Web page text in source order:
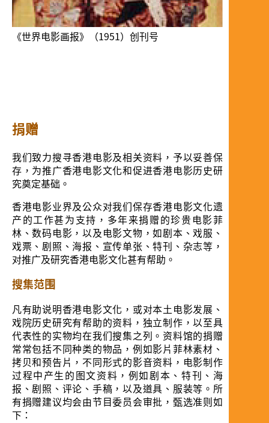
《世界电影画报》（1951）创刊号
捐赠
我们致力搜寻香港电影及相关资料，予以妥善保
存，为推广香港电影文化和促进香港电影历史研
究奠定基础。
香港电影业界及公众对我们保存香港电影文化遗
产的工作甚为支持，多年来捐赠的珍贵电影菲
林、数码电影，以及电影文物，如剧本、戏服、
戏票、剧照、海报、宣传单张、特刊、杂志等，
对推广及研究香港电影文化甚有帮助。
搜集范围
凡有助说明香港电影文化，或对本土电影发展、
戏院历史研究有帮助的资料，独立制作，以至具
代表性的实物均在我们搜集之列。资料馆的捐赠
常常包括不同种类的物品，例如影片菲林素材、
拷贝和预告片，不同形式的影音资料，电影制作
过程中产生的图文资料，例如剧本、特刊、海
报、剧照、评论、手稿，以及道具、服装等。所
有捐赠建议均会由节目委员会审批，甄选准则如
下：